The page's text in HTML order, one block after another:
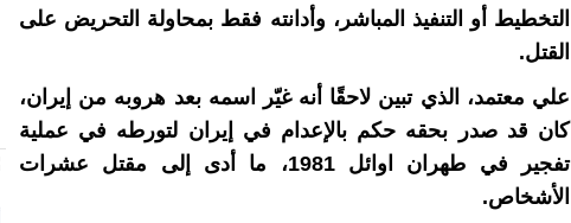
التخطيط أو التنفيذ المباشر، وأدانته فقط بمحاولة التحريض على
القتل.
علي معتمد، الذي تبين لاحقًا أنه غيّر اسمه بعد هروبه من إيران،
كان قد صدر بحقه حكم بالإعدام في إيران لتورطه في عملية
تفجير في طهران اوائل 1981، ما أدى إلى مقتل عشرات
الأشخاص.